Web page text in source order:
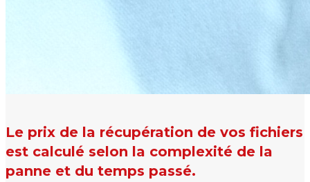
Le prix de la récupération de vos fichiers
est calculé selon la complexité de la
panne et du temps passé.